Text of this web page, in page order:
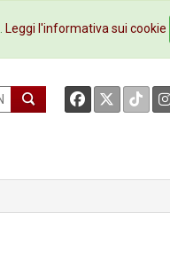
Contatti
Leggi l'informativa sui cookie